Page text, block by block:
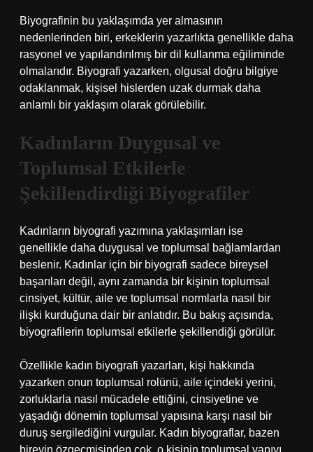
Biyografinin bu yaklaşımda yer almasının
nedenlerinden biri, erkeklerin yazarlıkta genellikle daha
rasyonel ve yapılandırılmış bir dil kullanma eğiliminde
olmalarıdır. Biyografi yazarken, olgusal doğru bilgiye
odaklanmak, kişisel hislerden uzak durmak daha
anlamlı bir yaklaşım olarak görülebilir.
Kadınların Duygusal ve
Toplumsal Etkilerle
Şekillendirdiği Biyografiler
Kadınların biyografi yazımına yaklaşımları ise
genellikle daha duygusal ve toplumsal bağlamlardan
beslenir. Kadınlar için bir biyografi sadece bireysel
başarıları değil, aynı zamanda bir kişinin toplumsal
cinsiyet, kültür, aile ve toplumsal normlarla nasıl bir
ilişki kurduğuna dair bir anlatıdır. Bu bakış açısında,
biyografilerin toplumsal etkilerle şekillendiği görülür.
Özellikle kadın biyografi yazarları, kişi hakkında
yazarken onun toplumsal rolünü, aile içindeki yerini,
zorluklarla nasıl mücadele ettiğini, cinsiyetine ve
yaşadığı dönemin toplumsal yapısına karşı nasıl bir
duruş sergilediğini vurgular. Kadın biyograflar, bazen
bireyin özgeçmişinden çok, o kişinin toplumsal yapıyı